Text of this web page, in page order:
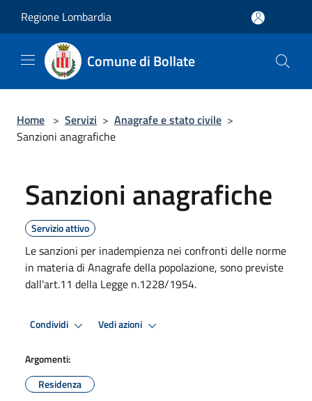
Regione Lombardia
Comune di Bollate
Home > Servizi > Anagrafe e stato civile >
Sanzioni anagrafiche
Sanzioni anagrafiche
Servizio attivo
Le sanzioni per inadempienza nei confronti delle norme
in materia di Anagrafe della popolazione, sono previste
dall'art.11 della Legge n.1228/1954.
Condividi Vedi azioni
Argomenti:
Residenza